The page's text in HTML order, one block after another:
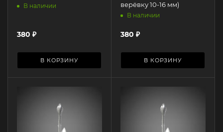
В наличии
380 ₽
В КОРЗИНУ
верёвку 10-16 мм)
В наличии
380 ₽
В КОРЗИНУ